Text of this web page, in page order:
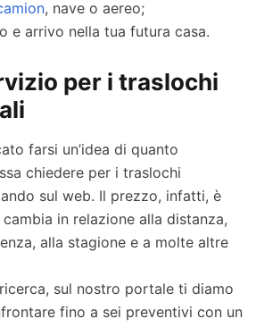
, nave o aereo;
e arrivo nella tua futura casa.
per i traslochi
farsi un’idea di quanto
chiedere per i traslochi
sul web. Il prezzo, infatti, è
in relazione alla distanza,
alla stagione e a molte altre
sul nostro portale ti diamo
fino a sei preventivi con un